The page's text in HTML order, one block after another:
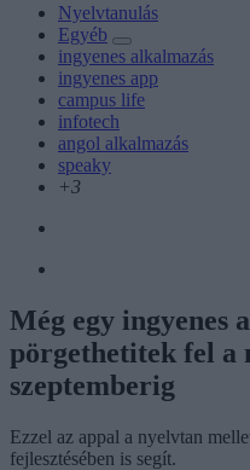
Nyelvtanulás
Egyéb
ingyenes alkalmazás
ingyenes app
campus life
infotech
angol alkalmazás
speaky
+3
Még egy ingyenes
pörgethetitek fel a
szeptemberig
Ezzel az appal a nyelvtan
fejlesztésében is segít.